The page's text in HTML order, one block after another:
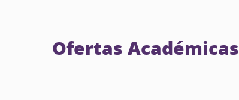
Ofertas Académicas